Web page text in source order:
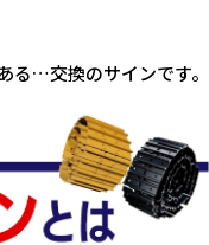
る…交換のサインです。